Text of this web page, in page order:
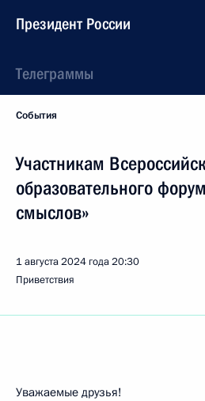
Президент России
Телеграммы
События
Участникам
образовательного
смыслов»
1 августа 2024 года20:30
Приветствия
Уважаемые друзья!